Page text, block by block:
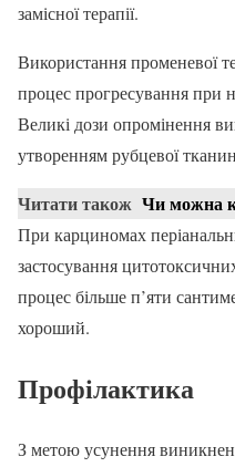
замісної терапії.
Використання променевої
процес прогресування при
Великі дози опромінення
утворенням рубцевої
Читати також Чи можна
При карциномах
застосування
процес більше п’яти
хороший.
Профілактика
З метою усунення